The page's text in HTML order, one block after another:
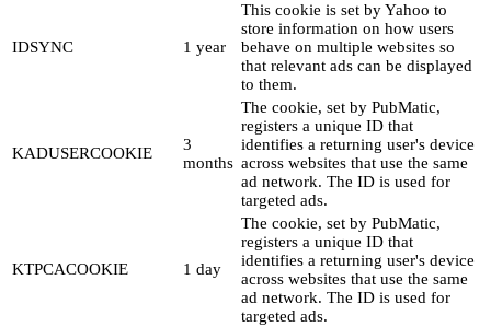
IDSYNC 1 year
This cookie is set by Yahoo to
store information on how users
behave on multiple websites so
that relevant ads can be displayed
to them.
KADUSERCOOKIE
3
months
The cookie, set by PubMatic,
registers a unique ID that
identifies a returning user's device
across websites that use the same
ad network. The ID is used for
targeted ads.
KTPCACOOKIE 1 day
The cookie, set by PubMatic,
registers a unique ID that
identifies a returning user's device
across websites that use the same
ad network. The ID is used for
targeted ads.